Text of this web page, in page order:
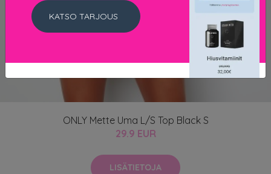
ONLY Mette Uma L/S Top Black S
29.9 EUR
LISÄTIETOJA
KATSO TARJOUS